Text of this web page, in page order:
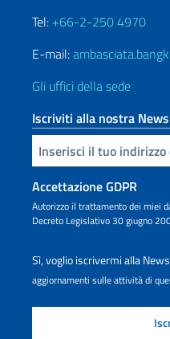
Tel: +66-2-250 4970
E-mail:
Gli uffici della sede
Iscriviti alla nostra
Inserisci la tua email
Accettazione GDPR
Autorizzo il trattamento dei miei
Decreto Legislativo 30 giugno
Sì, voglio iscrivermi alla
aggiornamenti sulle attività di